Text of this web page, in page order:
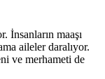
İnsanların maaşı
aileler daralıyor.
ve merhameti de